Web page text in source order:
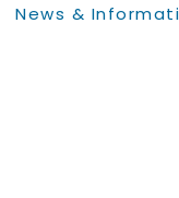
News &